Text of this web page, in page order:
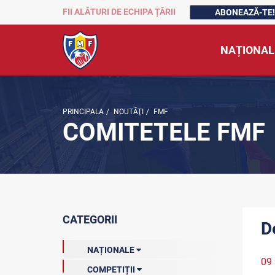
FII ALĂTURI DE ECHIPA ȚĂRII ABONEAZĂ-TE!
PRINCIPALA / NOUTĂŢI / FMF
COMITETELE FMF
CATEGORII
NAȚIONALE
COMPETIȚII
09